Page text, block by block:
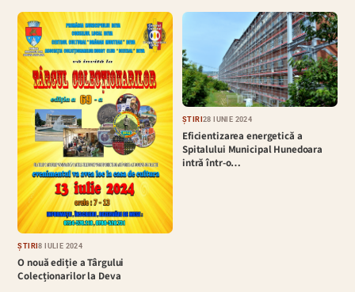
ȘTIRI8 IULIE 2024
O nouă ediție a Târgului
Colecționarilor la Deva
ȘTIRI28 IUNIE 2024
Eficientizarea energetică a
Spitalului Municipal Hunedoara
intră într-o…